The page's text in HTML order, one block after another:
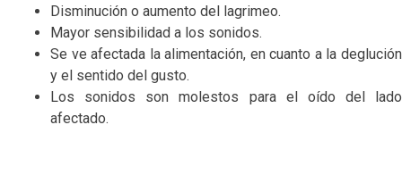
Disminución o aumento del lagrimeo.
Mayor sensibilidad a los sonidos.
Se ve afectada la alimentación, en cuanto a la deglución
y el sentido del gusto.
Los sonidos son molestos para el oído del lado
afectado.